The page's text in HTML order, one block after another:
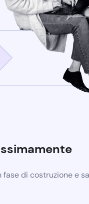
fase di costruzione e